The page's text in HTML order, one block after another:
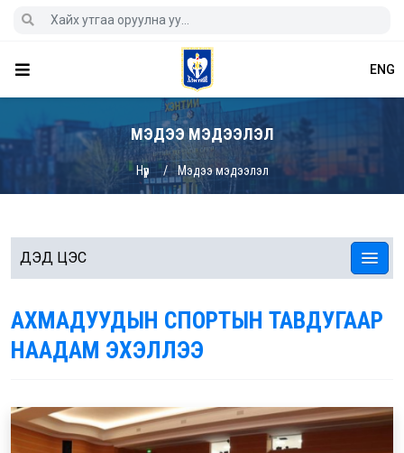
ENG
МЭДЭЭ МЭДЭЭЛЭЛ
Нүүр Мэдээ мэдээлэл
ДЭД ЦЭС
АХМАДУУДЫН СПОРТЫН ТАВДУГААР
НААДАМ ЭХЭЛЛЭЭ